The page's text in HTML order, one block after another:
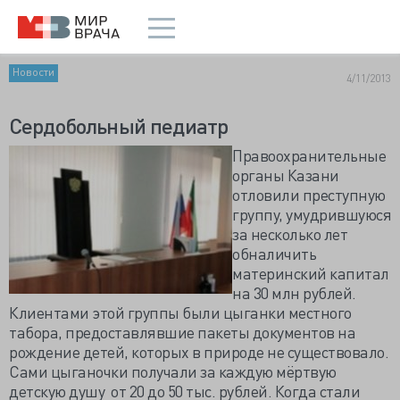
Новости 4/11/2013
Сердобольный педиатр
Правоохранительные
органы Казани
отловили преступную
группу, умудрившуюся
за несколько лет
обналичить
материнский капитал
на 30 млн рублей.
Клиентами этой группы были цыганки местного
табора, предоставлявшие пакеты документов на
рождение детей, которых в природе не существовало.
Сами цыганочки получали за каждую мёртвую
детскую душу от 20 до 50 тыс. рублей. Когда стали